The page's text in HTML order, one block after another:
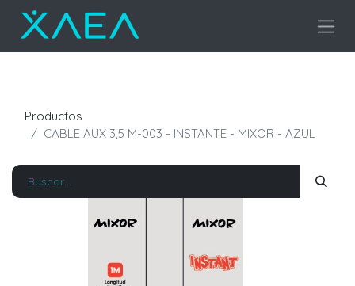
Productos
CABLE AUX 3,5 M-003 - INSTANTE - MIXOR - AZUL